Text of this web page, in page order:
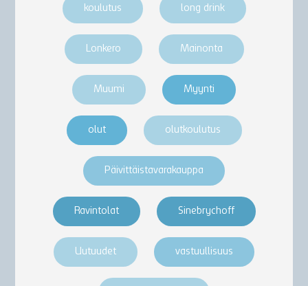
koulutus long drink
Lonkero Mainonta
Muumi Myynti
olut olutkoulutus
Päivittäistavarakauppa
Ravintolat Sinebrychoff
Uutuudet vastuullisuus